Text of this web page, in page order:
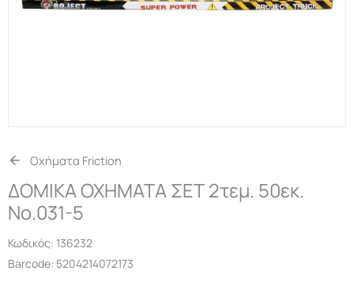
Οχήματα Friction
ΔΟΜΙΚΑ ΟΧΗΜΑΤΑ ΣΕΤ 2τεμ. 50εκ.
No.031-5
Κωδικός: 136232
Barcode: 5204214072173